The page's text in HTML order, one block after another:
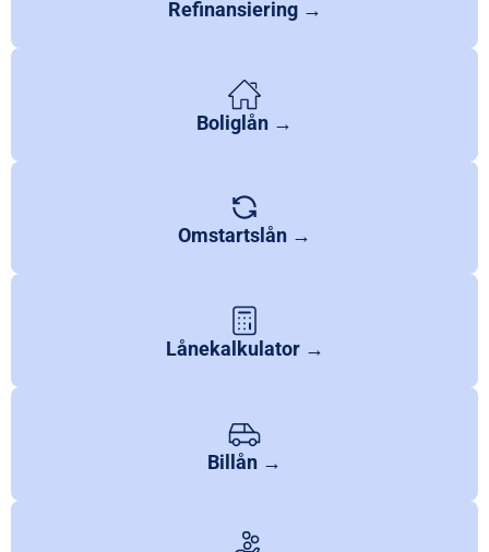
Refinansiering →
Boliglån →
Omstartslån →
Lånekalkulator →
Billån →